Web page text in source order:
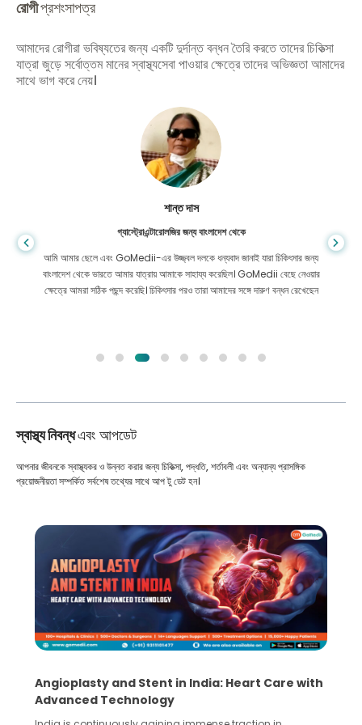
রোগীপ্রশংসাপত্র
আমাদের রোগীরা ভবিষ্যতের জন্য একটি দুর্দান্ত বন্ধন তৈরি করতে তাদের চিকিত্সা
যাত্রা জুড়ে সর্বোত্তম মানের স্বাস্থ্যসেবা পাওয়ার ক্ষেত্রে তাদের অভিজ্ঞতা আমাদের
সাথে ভাগ করে নেয়।
শান্ত দাস
গ্যাস্ট্রোএন্টারোলজির জন্য বাংলাদেশ থেকে
আমি আমার ছেলে এবং GoMedii-এর উজ্জ্বল দলকে ধন্যবাদ জানাই যারা চিকিৎসার জন্য
বাংলাদেশ থেকে ভারতে আমার যাত্রায় আমাকে সাহায্য করেছিল। GoMedii বেছে নেওয়ার
ক্ষেত্রে আমরা সঠিক পছন্দ করেছি। চিকিৎসার পরও তারা আমাদের সঙ্গে দারুণ বন্ধন রেখেছেন
স্বাস্থ্য নিবন্ধএবং আপডেট
আপনার জীবনকে স্বাস্থ্যকর ও উন্নত করার জন্য চিকিত্সা, পদ্ধতি, শর্তাবলী এবং অন্যান্য প্রাসঙ্গিক
প্রয়োজনীয়তা সম্পর্কিত সর্বশেষ তথ্যের সাথে আপ টু ডেট হন।
Angioplasty and Stent in India: Heart Care with
Advanced Technology